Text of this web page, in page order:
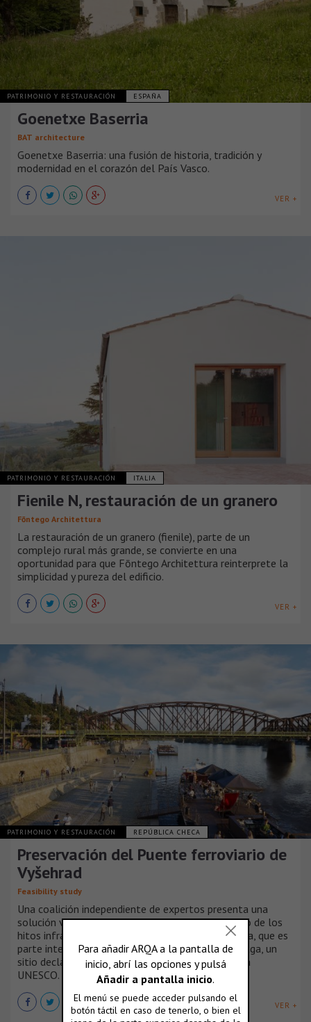
PATRIMONIO Y RESTAURACIÓN ESPAÑA
Goenetxe Baserria
BAT architecture
Goenetxe Baserria: una fusión de historia, tradición y
modernidad en el corazón del País Vasco.
VER +
PATRIMONIO Y RESTAURACIÓN ITALIA
Fienile N, restauración de un granero
Fōntego Architettura
La restauración de un granero (fienile), parte de un
complejo rural más grande, se convierte en una
oportunidad para que Fōntego Architettura reinterprete la
simplicidad y pureza del edificio.
VER +
PATRIMONIO Y RESTAURACIÓN REPÚBLICA CHECA
Preservación del Puente ferroviario de
Vyšehrad
Feasibility study
Una coalición independiente de expertos presenta una
solución viable e históricamente sensible para uno de los
hitos infraestructurales más importantes de Praga, que es
parte integral de la Reserva del Patrimonio de Praga, un
sitio declarado Patrimonio de la Humanidad por la
UNESCO.
VER +